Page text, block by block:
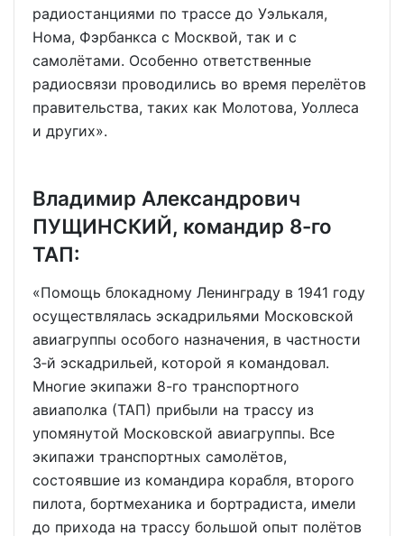
радиостанциями по трассе до Уэлькаля,
Нома, Фэрбанкса с Москвой, так и с
самолётами. Особенно ответственные
радиосвязи проводились во время перелётов
правительства, таких как Молотова, Уоллеса
и других».
Владимир Александрович
ПУЩИНСКИЙ, командир 8-го
ТАП:
«Помощь блокадному Ленинграду в 1941 году
осуществлялась эскадрильями Московской
авиагруппы особого назначения, в частности
3‑й эскадрильей, которой я командовал.
Многие экипажи 8-го транспортного
авиаполка (ТАП) прибыли на трассу из
упомянутой Московской авиагруппы. Все
экипажи транспортных самолётов,
состоявшие из командира корабля, второго
пилота, бортмеханика и бортрадиста, имели
до прихода на трассу большой опыт полётов